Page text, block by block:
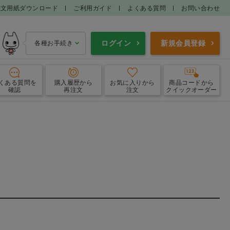
用紙ダウンロード ご利用ガイド よくある質問 お問い合わせ
各種お手続き ログイン 新規会員登録
ある質問を
確認
購入履歴から
再注文
お気に入り から
注文
商品コードから
クイックオーダー